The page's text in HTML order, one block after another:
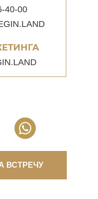
40-00
ВСТРЕЧУ